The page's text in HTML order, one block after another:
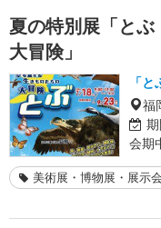
夏の特別展「と
大冒険」
「
福
期
会期
美術展・博物展・展示会